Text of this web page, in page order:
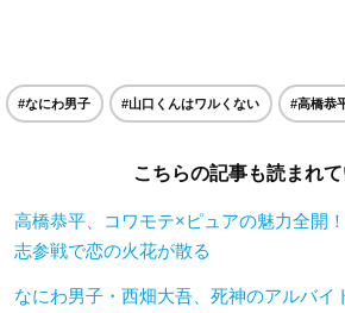
#なにわ男子 #山口くんはワルくない #高橋恭
こちらの記事も読まれ
高橋恭平、コワモテ×ピュアの魅力全開
志参戦で恋の火花が散る
なにわ男子・西畑大吾、死神のアルバイ